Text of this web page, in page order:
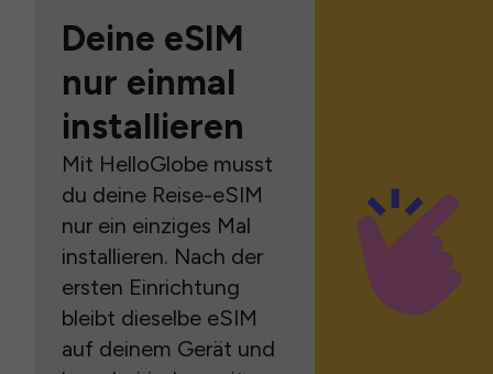
Deine eSIM
nur einmal
installieren
Mit HelloGlobe musst
du deine Reise-eSIM
nur ein einziges Mal
installieren. Nach der
ersten Einrichtung
bleibt dieselbe eSIM
auf deinem Gerät und